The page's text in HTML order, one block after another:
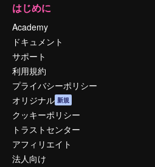
はじめに
Academy
ドキュメント
サポート
利用規約
プライバシーポリシー
オリジナル 新規
クッキーポリシー
トラストセンター
アフィリエイト
法人向け